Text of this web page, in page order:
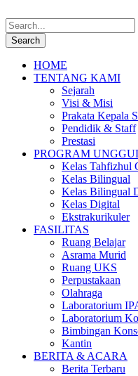
HOME
TENTANG KAMI
Sejarah
Visi & Misi
Prakata Kepala
Pendidik & Staff
Prestasi
PROGRAM
Kelas Tahfizhul
Kelas Bilingual
Kelas Bilingual
Kelas Digital
Ekstrakurikuler
FASILITAS
Ruang Belajar
Asrama Murid
Ruang UKS
Perpustakaan
Olahraga
Laboratorium
Laboratorium
Bimbingan
Kantin
BERITA & ACARA
Berita Terbaru